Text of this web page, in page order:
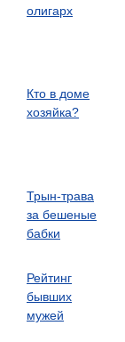
олигарх
Кто в доме
хозяйка?
Трын-трава
за бешеные
бабки
Рейтинг
бывших
мужей